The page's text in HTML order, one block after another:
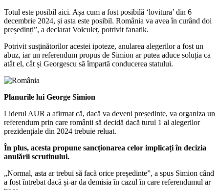
Totul este posibil aici. Așa cum a fost posibilă ‘lovitura’ din 6
decembrie 2024, și asta este posibil. România va avea în curând doi
președinți”, a declarat Voiculeț, potrivit fanatik.
Potrivit susținătorilor acestei ipoteze, anularea alegerilor a fost un
abuz, iar un referendum propus de Simion ar putea aduce soluția ca
atât el, cât și Georgescu să împartă conducerea statului.
Planurile lui George Simion
Liderul AUR a afirmat că, dacă va deveni președinte, va organiza un
referendum prin care românii să decidă dacă turul 1 al alegerilor
prezidențiale din 2024 trebuie reluat.
În plus, acesta propune sancționarea celor implicați în decizia
anulării scrutinului.
„Normal, asta ar trebui să facă orice președinte”, a spus Simion când
a fost întrebat dacă și-ar da demisia în cazul în care referendumul ar